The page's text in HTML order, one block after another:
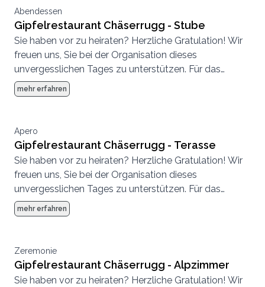
Weitsicht in die Alpenkette steht Ihnen das einmalige
Gipfelgebäude der Architekten Herzog & de Meuron
zur Verfügung.
Abendessen
Gipfelrestaurant Chäserrugg - Stube
Sie haben vor zu heiraten? Herzliche Gratulation! Wir
freuen uns, Sie bei der Organisation dieses
unvergesslichen Tages zu unterstützen. Für das
grosse Fest suchen Sie einen Ort, der für jeden Ihrer
Gäste auch ein Erlebnis ist. Dann ist der Chäserrugg
Weitsicht in die Alpenkette steht Ihnen das einmalige
Gipfelgebäude der Architekten Herzog & de Meuron
zur Verfügung.
mehr erfahren
Apero
Gipfelrestaurant Chäserrugg - Terasse
Sie haben vor zu heiraten? Herzliche Gratulation! Wir
freuen uns, Sie bei der Organisation dieses
unvergesslichen Tages zu unterstützen. Für das
grosse Fest suchen Sie einen Ort, der für jeden Ihrer
Gäste auch ein Erlebnis ist. Dann ist der Chäserrugg
Weitsicht in die Alpenkette steht Ihnen das einmalige
Gipfelgebäude der Architekten Herzog & de Meuron
zur Verfügung.
mehr erfahren
Zeremonie
Gipfelrestaurant Chäserrugg - Alpzimmer
Sie haben vor zu heiraten? Herzliche Gratulation! Wir